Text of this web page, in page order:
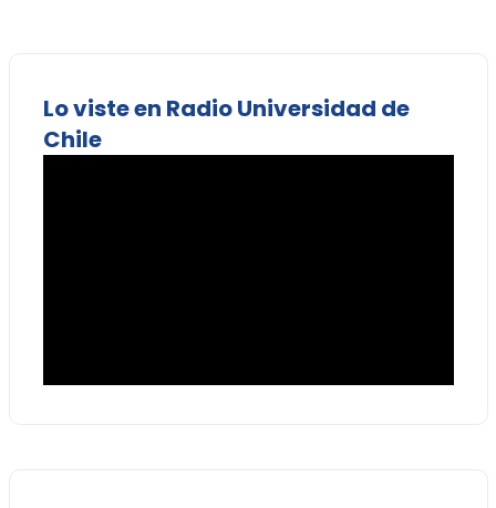
Lo viste en Radio Universidad de
Chile